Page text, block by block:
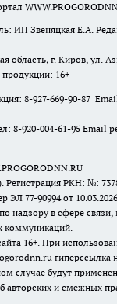
ИП Звеняцкая Е.А.
область, г. Киров, ул.
16+
8-927-669-90-87
8-920-004-61-95 Email
РКН: №:
ЭЛ 77-90994 от
надзору в сфере
коммуникаций.
16+. При
гиперссылка
случае будут
авторских и смежных